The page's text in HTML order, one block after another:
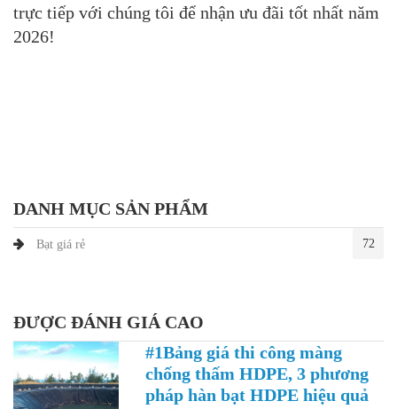
trực tiếp với chúng tôi để nhận ưu đãi tốt nhất năm
2026!
DANH MỤC SẢN PHẨM
Bạt giá rẻ 72
ĐƯỢC ĐÁNH GIÁ CAO
#1Bảng giá thi công màng
chống thấm HDPE, 3 phương
pháp hàn bạt HDPE hiệu quả